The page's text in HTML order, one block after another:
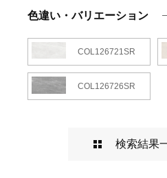
色違い・バリエーション
COL126721SR
COL126726SR
検索結果